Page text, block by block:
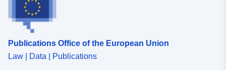
Publications Office of the European Union
Law | Data | Publications